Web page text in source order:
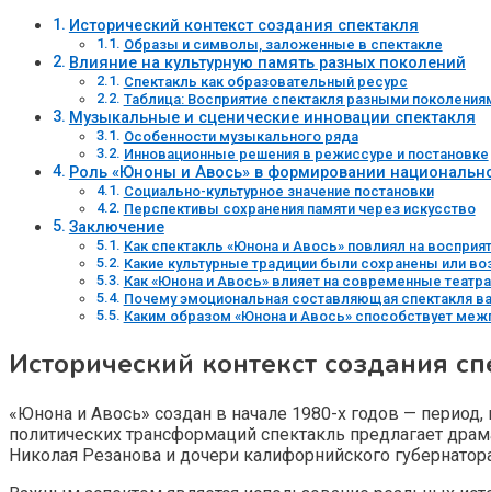
Исторический контекст создания спектакля
Образы и символы, заложенные в спектакле
Влияние на культурную память разных поколений
Спектакль как образовательный ресурс
Таблица: Восприятие спектакля разными
Музыкальные и сценические инновации спектакля
Особенности музыкального ряда
Инновационные решения в режиссуре и постановке
Роль «Юноны и Авось» в формировании
Социально-культурное значение постановки
Перспективы сохранения памяти через искусство
Заключение
Как спектакль «Юнона и Авось» повлиял на
Какие культурные традиции были сохранены или
Как «Юнона и Авось» влияет на современные
Почему эмоциональная составляющая спектакля
Каким образом «Юнона и Авось» способствует
Исторический контекст создания
«Юнона и Авось» создан в начале 1980-х годов —
политических трансформаций спектакль предлагает
Николая Резанова и дочери калифорнийского